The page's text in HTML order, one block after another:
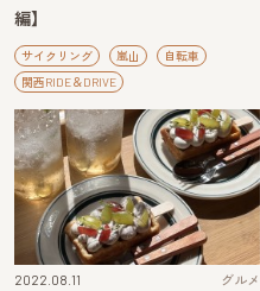
編】
サイクリング 嵐山
自転車
関西RIDE＆DRIVE
2022.08.11 グルメ